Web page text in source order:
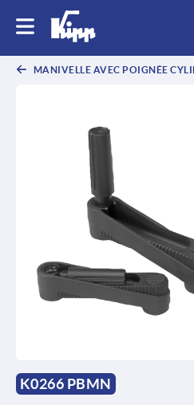
MANIVELLE AVEC POIGNÉE
K0266 PBMN